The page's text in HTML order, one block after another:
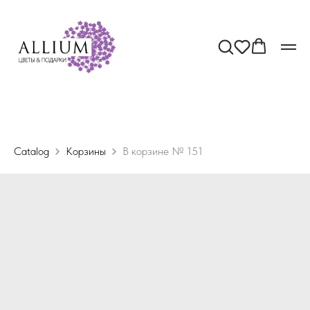
Catalog Корзины В корзине № 151